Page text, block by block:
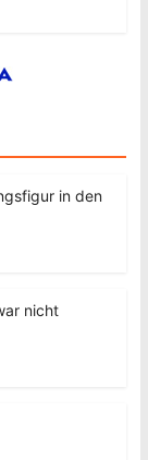
in den
nicht